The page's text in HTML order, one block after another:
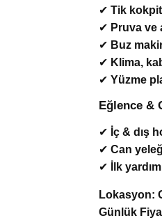
✔ Tik
✔ Pruva ve
✔ Buz
✔ Klima,
✔ Yüzme
Eğlence &
✔ İç & dış
✔ Can
✔
İlk
Lokasyon:
Günlük